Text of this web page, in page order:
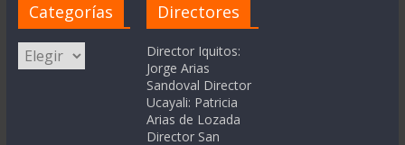
Categorías
Categorías
Directores
Director Iquitos:
Jorge Arias
Sandoval Director
Ucayali: Patricia
Arias de Lozada
Director San